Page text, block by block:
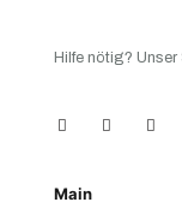
Hilfe nötig?
Main